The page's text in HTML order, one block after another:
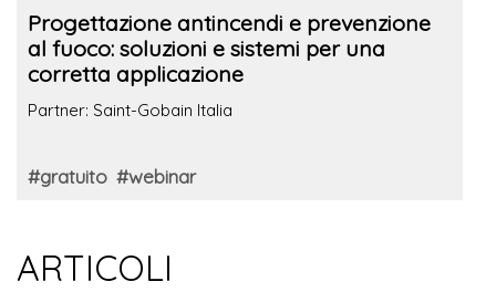
Progettazione antincendi e prevenzione
al fuoco: soluzioni e sistemi per una
corretta applicazione
Partner: Saint-Gobain Italia
#gratuito #webinar
ARTICOLI